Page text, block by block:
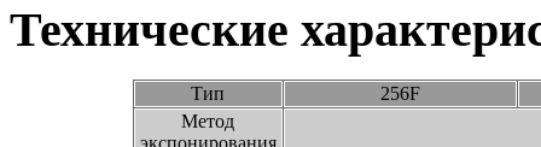
Технические
Тип
256F
Метод